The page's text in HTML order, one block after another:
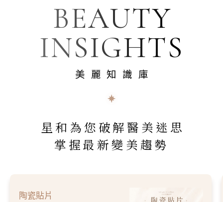
BEAUTY
INSIGHTS
美麗知識庫
星和為您破解醫美迷思
掌握最新變美趨勢
陶瓷貼片